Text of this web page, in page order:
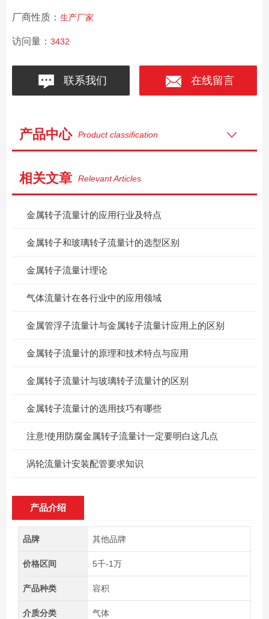
厂商性质： 生产厂家
访问量： 3432
联系我们 在线留言
产品中心 Product classification
相关文章 Relevant Articles
金属转子流量计的应用行业及特点
金属转子和玻璃转子流量计的选型区别
金属转子流量计理论
气体流量计在各行业中的应用领域
金属管浮子流量计与金属转子流量计应用上的区别
金属转子流量计的原理和技术特点与应用
金属转子流量计与玻璃转子流量计的区别
金属转子流量计的选用技巧有哪些
注意!使用防腐金属转子流量计一定要明白这几点
涡轮流量计安装配管要求知识
产品介绍
品牌 其他品牌
价格区间 5千-1万
产品种类 容积
介质分类 气体